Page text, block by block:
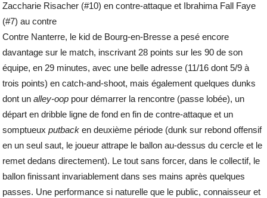
Zaccharie Risacher (#10) en contre-attaque et Ibrahima Fall Faye
(#7) au contre
Contre Nanterre, le kid de Bourg-en-Bresse a pesé encore
davantage sur le match, inscrivant 28 points sur les 90 de son
équipe, en 29 minutes, avec une belle adresse (11/16 dont 5/9 à
trois points) en catch-and-shoot, mais également quelques dunks
dont unalley-oop pour démarrer la rencontre (passe lobée), un
départ en dribble ligne de fond en fin de contre-attaque et un
somptueuxputback en deuxième période (dunk sur rebond offensif
en un seul saut, le joueur attrape le ballon au-dessus du cercle et le
remet dedans directement). Le tout sans forcer, dans le collectif, le
ballon finissant invariablement dans ses mains après quelques
passes. Une performance si naturelle que le public, connaisseur et